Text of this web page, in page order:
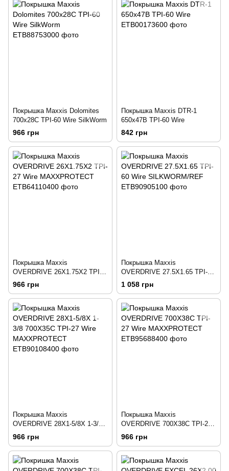
Покрышка Maxxis Dolomites
700х28C TPI-60 Wire SilkWorm
966 грн
Покрышка Maxxis DTR-1
650х47B TPI-60 Wire
842 грн
Покрышка Maxxis
OVERDRIVE 26X1.75X2 TPI-
27 Wire MAXXPROTECT
966 грн
Покрышка Maxxis
OVERDRIVE 27.5X1.65 TPI-60
Wire SILKWORM/REF
1 058 грн
Покрышка Maxxis
OVERDRIVE 28X1-5/8X 1-3/8
700X35C TPI-27 Wire
MAXXPROTECT
966 грн
Покрышка Maxxis
OVERDRIVE 700X38C TPI-27
Wire MAXXPROTECT
966 грн